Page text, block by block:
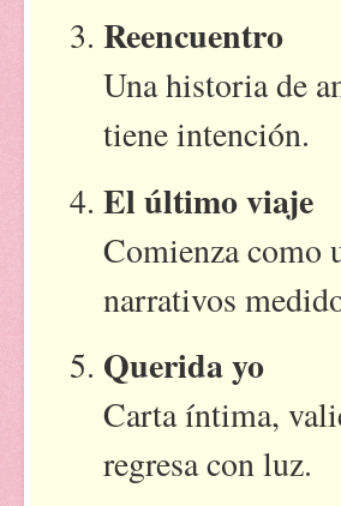
Reencuentro
Una historia de
tiene intención.
El último viaje
Comienza como
narrativos
Querida yo
Carta íntima,
regresa con luz.